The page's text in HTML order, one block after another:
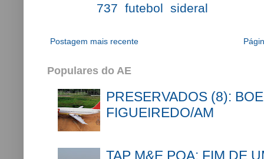
737 futebol sideral
Postagem mais recente
Populares do AE
PRESERVADOS (8):
FIGUEIREDO/AM
TAP M&E POA: FIM DE